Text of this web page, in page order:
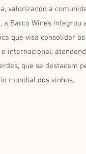
valorizando a
a Barco Wines integrou
que visa consolidar
internacional,
que se destacam
mundial dos vinhos.